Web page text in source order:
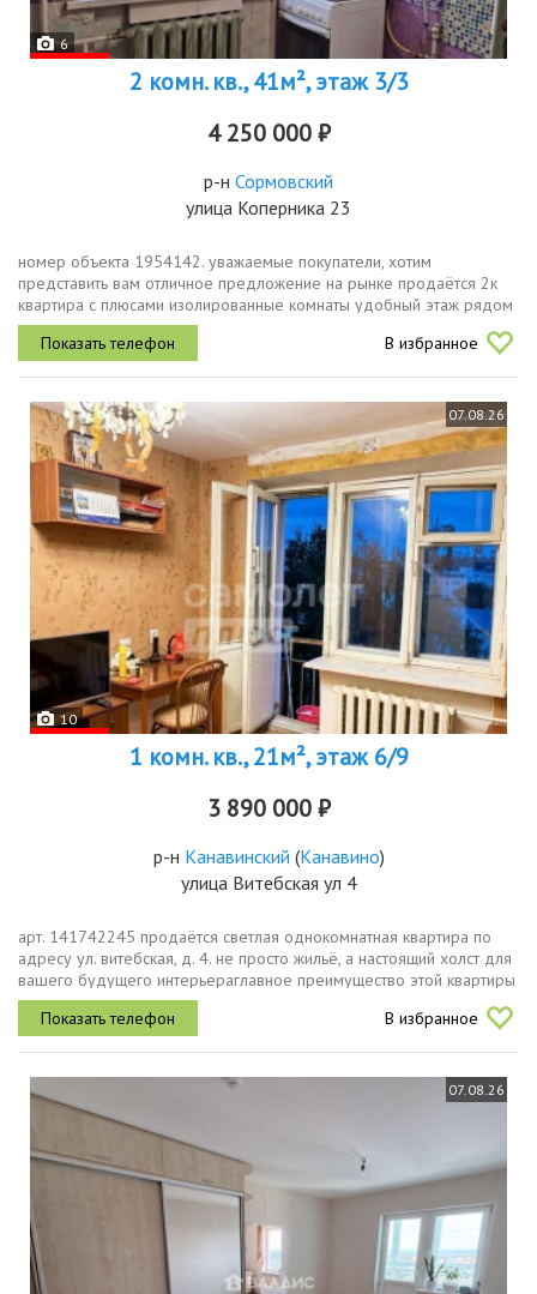
6
2 комн. кв., 41м², этаж 3/3
4 250 000 ₽
р-н Сормовский
улица Коперника 23
номер объекта 1954142. уважаемые покупатели, хотим
представить вам отличное предложение на рынке продаётся 2к
квартира с плюсами изолированные комнаты удобный этаж рядом
с домом есть прогулочные зоны и парк с озером кирпичный дом
утеплённые фасад...
В избранное
07.08.26
10
1 комн. кв., 21м², этаж 6/9
3 890 000 ₽
р-н Канавинский (Канавино)
улица Витебская ул 4
арт. 141742245 продаётся светлая однокомнатная квартира по
адресу ул. витебская, д. 4. не просто жильё, а настоящий холст для
вашего будущего интерьераглавное преимущество этой квартиры
её огромный потенциал. благодаря продуманной планировке вы...
В избранное
07.08.26